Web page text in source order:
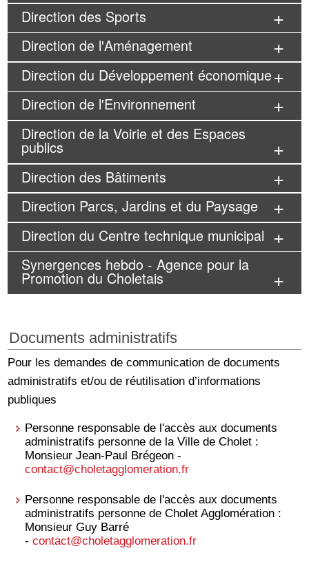
Direction des Sports
Direction de l'Aménagement
Direction du Développement économique
Direction de l'Environnement
Direction de la Voirie et des Espaces
publics
Direction des Bâtiments
Direction Parcs, Jardins et du Paysage
Direction du Centre technique municipal
Synergences hebdo - Agence pour la
Promotion du Choletais
Documents administratifs
Pour les demandes de communication de documents
administratifs et/ou de réutilisation d’informations
publiques
Personne responsable de l'accès aux documents
administratifs personne de la Ville de Cholet :
Monsieur Jean-Paul Brégeon -
contact@choletagglomeration.fr
Personne responsable de l'accès aux documents
administratifs personne de Cholet Agglomération :
Monsieur Guy Barré
-contact@choletagglomeration.fr